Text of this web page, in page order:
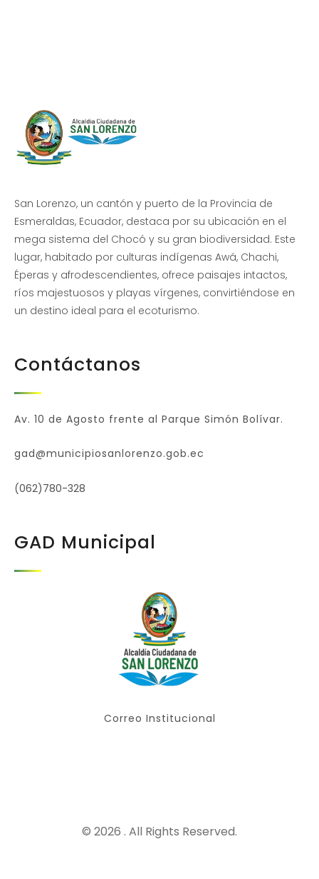
San Lorenzo, un cantón y puerto de la Provincia de
Esmeraldas, Ecuador, destaca por su ubicación en el
mega sistema del Chocó y su gran biodiversidad. Este
lugar, habitado por culturas indígenas Awá, Chachi,
Éperas y afrodescendientes, ofrece paisajes intactos,
ríos majestuosos y playas vírgenes, convirtiéndose en
un destino ideal para el ecoturismo.
Contáctanos
Av. 10 de Agosto frente al Parque Simón Bolívar.
gad@municipiosanlorenzo.gob.ec
(062)780-328
GAD Municipal
Correo Institucional
© 2026 . All Rights Reserved.